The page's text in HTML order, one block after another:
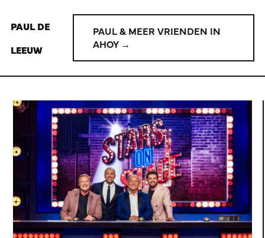
PAUL DE
LEEUW
PAUL & MEER VRIENDEN IN
AHOY →